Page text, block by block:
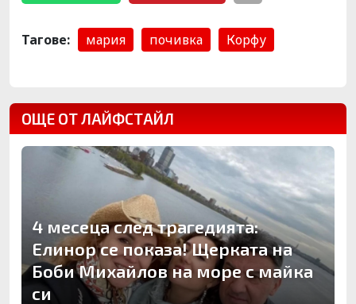
Тагове: мария почивка Корфу
ОЩЕ ОТ ЛАЙФСТАЙЛ
4 месеца след трагедията:
Елинор се показа! Щерката на
Боби Михайлов на море с майка
си